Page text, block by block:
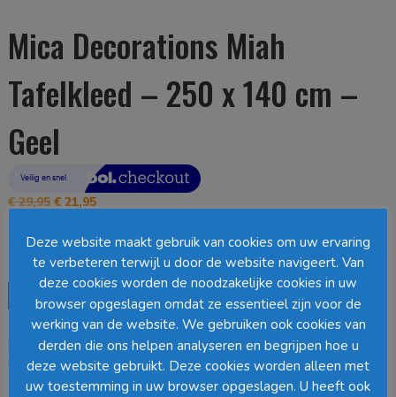
Mica Decorations Miah
Tafelkleed – 250 x 140 cm –
Geel
€29,95 Oorspronkelijke
was:
€ 29,95.
€21,95Huidige
is:
€ 21,95.
Op voorraad
Decorations
Miah
Tafelkleed
250
Toevoegen aan winkelwagen
EAN:8720362962199 SKU:1153873 Categorie:Tafelkleden
Loading...
Deze website maakt gebruik van cookies om uw ervaring
te verbeteren terwijl u door de website navigeert. Van
deze cookies worden de noodzakelijke cookies in uw
browser opgeslagen omdat ze essentieel zijn voor de
werking van de website. We gebruiken ook cookies van
derden die ons helpen analyseren en begrijpen hoe u
deze website gebruikt. Deze cookies worden alleen met
uw toestemming in uw browser opgeslagen. U heeft ook